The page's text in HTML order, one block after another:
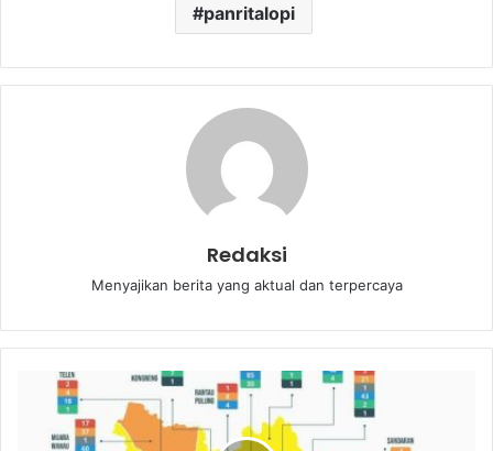
panritalopi
Redaksi
Menyajikan berita yang aktual dan terpercaya